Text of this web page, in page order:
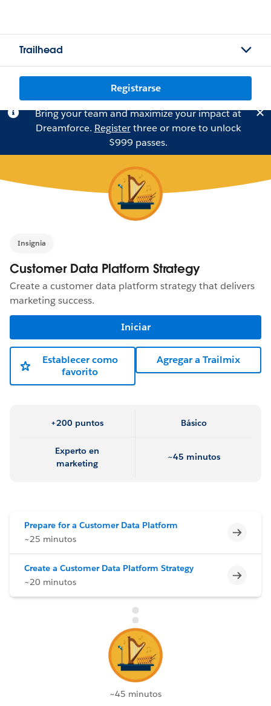
Trailhead
Registrarse
Bring your team and maximize your impact at
Dreamforce. Registerthree or more to unlock
$999 passes.
Insignia
Customer Data Platform Strategy
Create a customer data platform strategy that delivers
marketing success.
Iniciar
Establecer como
favorito
Agregar a Trailmix
+200 puntos Básico
Experto en
marketing
~45 minutos
Prepare for a Customer Data Platform
~25 minutos
Create a Customer Data Platform Strategy
~20 minutos
~45 minutos